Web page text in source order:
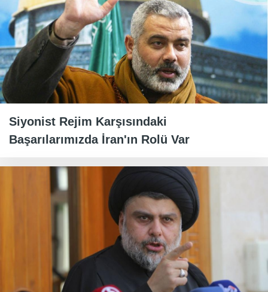
Siyonist Rejim Karşısındaki
Başarılarımızda İran'ın Rolü Var